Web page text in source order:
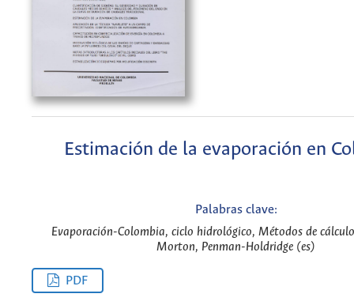
Estimación de la evaporación en
Palabras clave:
Evaporación-Colombia, ciclo hidrológico, Métodos de
Morton, Penman-Holdridge (es)
PDF